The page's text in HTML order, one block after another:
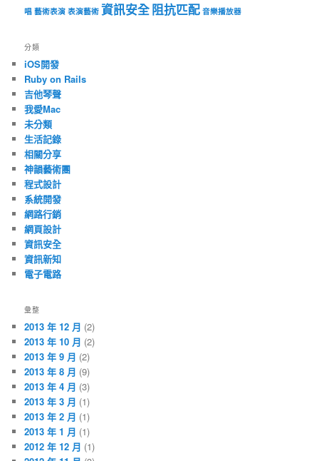
唱 藝術表演 表演藝術 資訊安全阻抗匹配 音樂播放器
分類
iOS開發
Ruby on Rails
吉他琴聲
我愛Mac
未分類
生活記錄
相關分享
神韻藝術團
程式設計
系統開發
網路行銷
網頁設計
資訊安全
資訊新知
電子電路
彙整
2013 年 12 月 (2)
2013 年 10 月 (2)
2013 年 9 月 (2)
2013 年 8 月 (9)
2013 年 4 月 (3)
2013 年 3 月 (1)
2013 年 2 月 (1)
2013 年 1 月 (1)
2012 年 12 月 (1)